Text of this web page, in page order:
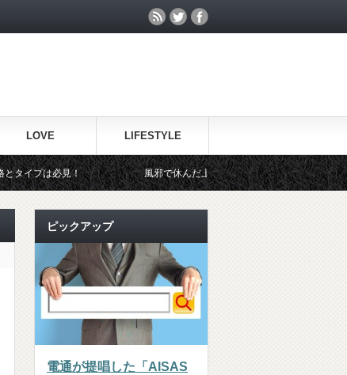
LOVE LIFESTYLE
風邪で休んだ上司に見舞いのメールは何て送ればイイの？３つの
ピックアップ
電通が提唱した「AISAS